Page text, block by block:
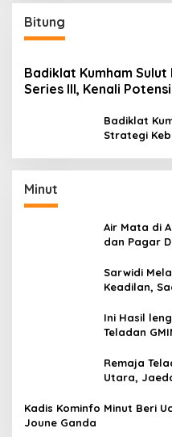
Bitung
Badiklat Kumham
Series III, Kenali
Badiklat
Strategi
Minut
Air Mata di
dan Pagar
Sarwidi
Keadilan,
Ini Hasil
Teladan
Remaja
Utara,
Kadis Kominfo Minut Beri
Joune Ganda